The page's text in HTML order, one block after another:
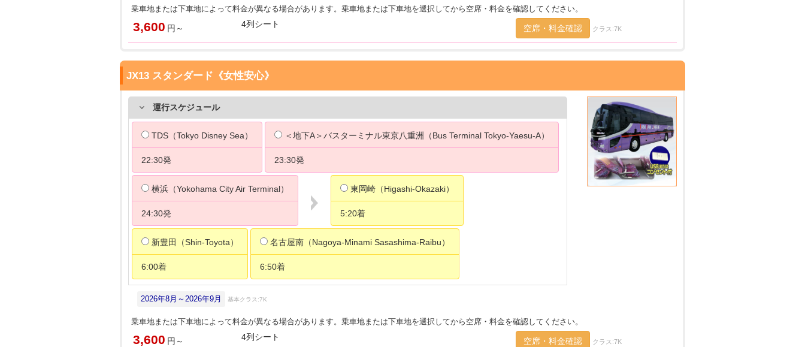
乗車地または下車地によって料金が異なる場合があります。乗車地または下車地を選択してから空席・料金を確認してください。
3,600 円～ 4列シート 空席・料金確認 クラス:7K
JX13 スタンダード《女性安心》
運行スケジュール
TDS（Tokyo Disney Sea）
22:30発
＜地下A＞バスターミナル東京八重洲（Bus Terminal Tokyo-Yaesu-A）
23:30発
横浜（Yokohama City Air Terminal）
24:30発
東岡崎（Higashi-Okazaki）
5:20着
新豊田（Shin-Toyota）
6:00着
名古屋南（Nagoya-Minami Sasashima-Raibu）
6:50着
2026年8月～2026年9月 基本クラス:7K
乗車地または下車地によって料金が異なる場合があります。乗車地または下車地を選択してから空席・料金を確認してください。
3,600 円～ 4列シート 空席・料金確認 クラス:7K